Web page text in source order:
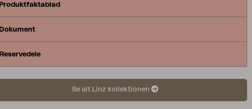
Produktfaktablad
Dokument
Reservedele
Se alt Linz kollektionen